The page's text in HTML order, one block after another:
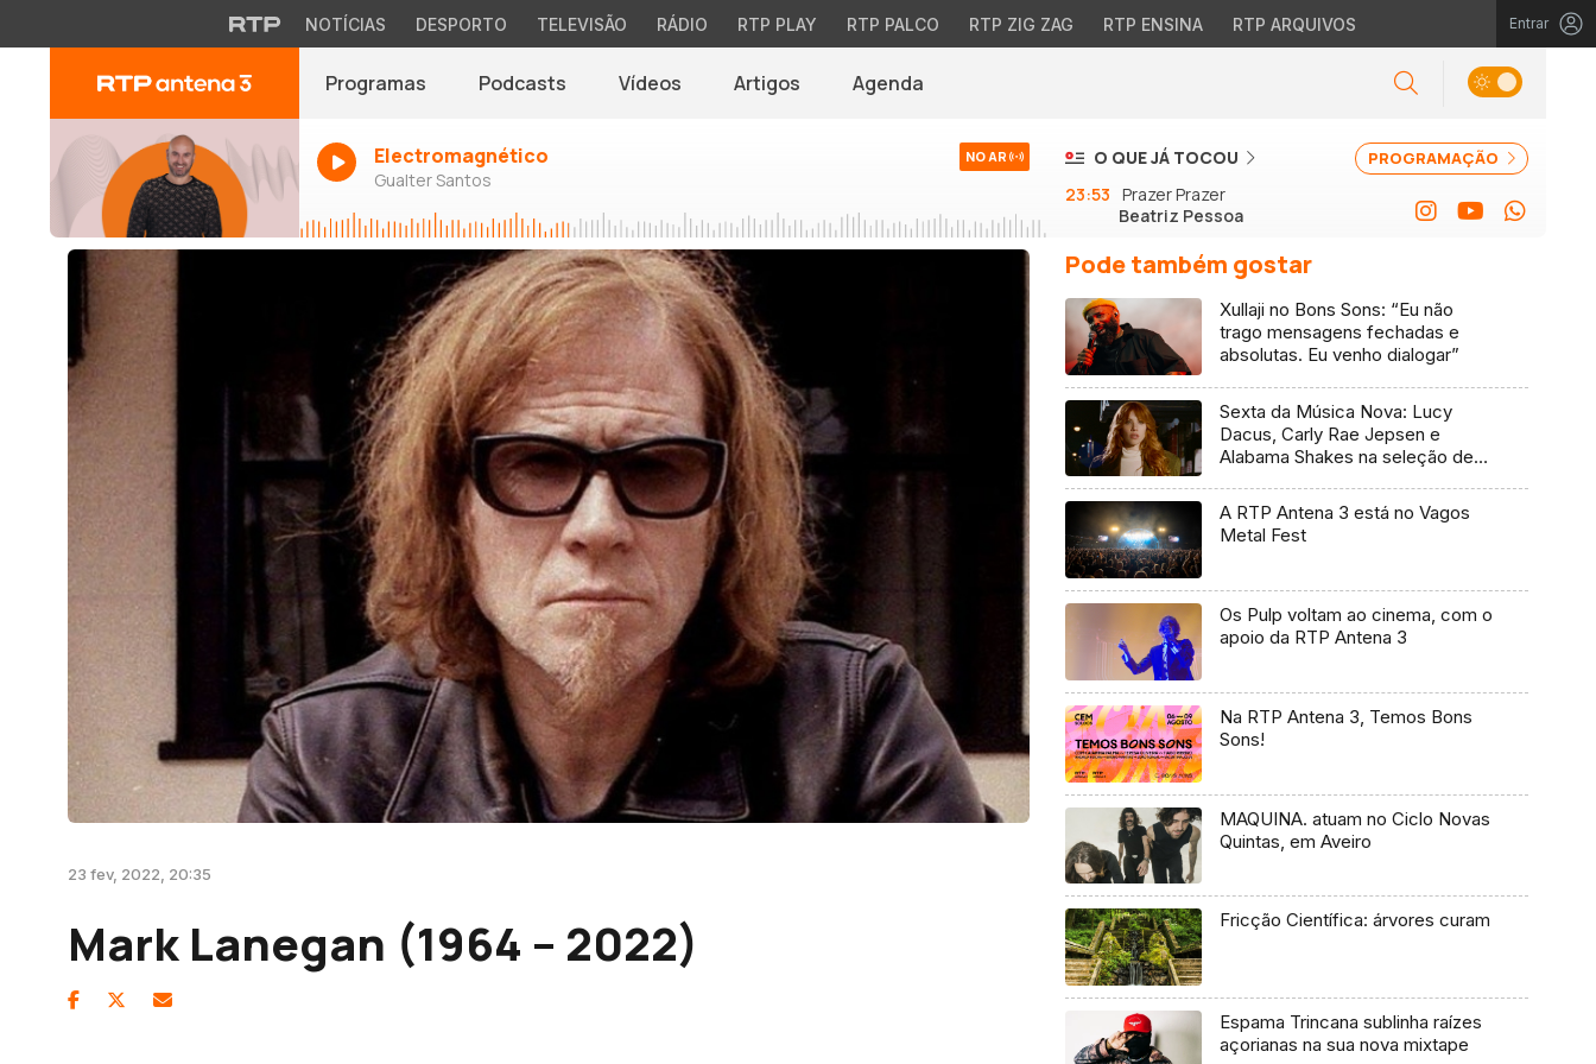
NOTÍCIAS DESPORTO TELEVISÃO RÁDIO RTP PLAY RTP PALCO RTP ZIG ZAG RTP ENSINA RTP ARQUIVOS Entrar
Programas Podcasts Vídeos Artigos Agenda
Electromagnético
Gualter Santos
NO AR PROGRAMAÇÃO
O QUE JÁ TOCOU
23:53 Prazer Prazer
Beatriz Pessoa
23 fev, 2022, 20:35
Mark Lanegan (1964 – 2022)
Pode também gostar
Xullaji no Bons Sons: “Eu não
trago mensagens fechadas e
absolutas. Eu venho dialogar”
Sexta da Música Nova: Lucy
Dacus, Carly Rae Jepsen e
Alabama Shakes na seleção de 7
A RTP Antena 3 está no Vagos
Metal Fest
Os Pulp voltam ao cinema, com o
apoio da RTP Antena 3
Na RTP Antena 3, Temos Bons
Sons!
MAQUINA. atuam no Ciclo Novas
Quintas, em Aveiro
Fricção Científica: árvores curam
Espama Trincana sublinha raízes
açorianas na sua nova mixtape